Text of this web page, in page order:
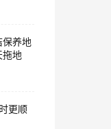
保养地
拖地
更顺